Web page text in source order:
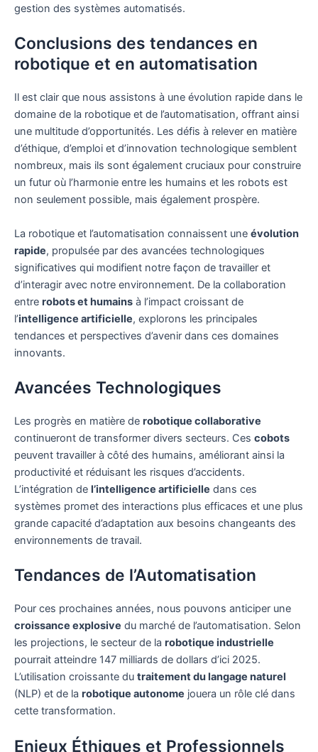
gestion des systèmes automatisés.
Conclusions des tendances en
robotique et en automatisation
Il est clair que nous assistons à une évolution rapide dans le
domaine de la robotique et de l’automatisation, offrant ainsi
une multitude d’opportunités. Les défis à relever en matière
d’éthique, d’emploi et d’innovation technologique semblent
nombreux, mais ils sont également cruciaux pour construire
un futur où l’harmonie entre les humains et les robots est
non seulement possible, mais également prospère.
La robotique et l’automatisation connaissent une évolution
rapide, propulsée par des avancées technologiques
significatives qui modifient notre façon de travailler et
d’interagir avec notre environnement. De la collaboration
entre robots et humains à l’impact croissant de
l’intelligence artificielle, explorons les principales
tendances et perspectives d’avenir dans ces domaines
innovants.
Avancées Technologiques
Les progrès en matière de robotique collaborative
continueront de transformer divers secteurs. Ces cobots
peuvent travailler à côté des humains, améliorant ainsi la
productivité et réduisant les risques d’accidents.
L’intégration de l’intelligence artificielle dans ces
systèmes promet des interactions plus efficaces et une plus
grande capacité d’adaptation aux besoins changeants des
environnements de travail.
Tendances de l’Automatisation
Pour ces prochaines années, nous pouvons anticiper une
croissance explosive du marché de l’automatisation. Selon
les projections, le secteur de la robotique industrielle
pourrait atteindre 147 milliards de dollars d’ici 2025.
L’utilisation croissante du traitement du langage naturel
(NLP) et de la robotique autonome jouera un rôle clé dans
cette transformation.
Enjeux Éthiques et Professionnels